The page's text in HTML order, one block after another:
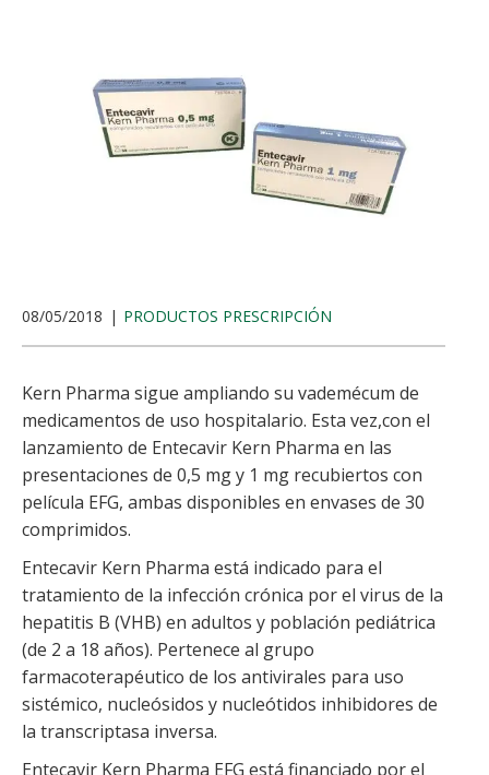
08/05/2018 PRODUCTOS PRESCRIPCIÓN
Kern Pharma sigue ampliando su vademécum de
medicamentos de uso hospitalario. Esta vez,con el
lanzamiento de Entecavir Kern Pharma en las
presentaciones de 0,5 mg y 1 mg recubiertos con
película EFG, ambas disponibles en envases de 30
comprimidos.
Entecavir Kern Pharma está indicado para el
tratamiento de la infección crónica por el virus de la
hepatitis B (VHB) en adultos y población pediátrica
(de 2 a 18 años). Pertenece al grupo
farmacoterapéutico de los antivirales para uso
sistémico, nucleósidos y nucleótidos inhibidores de
la transcriptasa inversa.
Entecavir Kern Pharma EFG está financiado por el